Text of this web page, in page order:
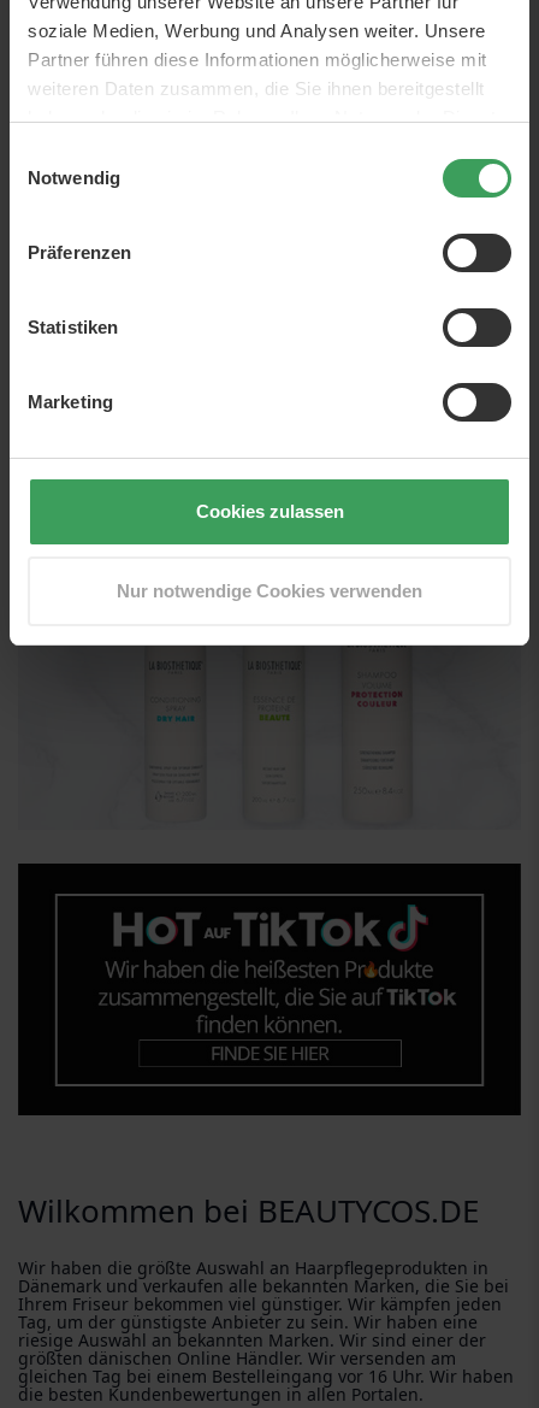
soziale Medien, Werbung und Analysen weiter. Unsere
Partner führen diese Informationen möglicherweise mit
weiteren Daten zusammen, die Sie ihnen bereitgestellt
haben oder die sie im Rahmen Ihrer Nutzung der Dienste
Notwendig
Präferenzen
Statistiken
Marketing
Cookies zulassen
Nur notwendige Cookies verwenden
Wilkommen bei BEAUTYCOS.DE
Wir haben die größte Auswahl an Haarpflegeprodukten in
Dänemark und verkaufen alle bekannten Marken, die Sie bei
Ihrem Friseur bekommen viel günstiger. Wir kämpfen jeden
Tag, um der günstigste Anbieter zu sein. Wir haben eine
riesige Auswahl an bekannten Marken. Wir sind einer der
größten dänischen Online Händler. Wir versenden am
gleichen Tag bei einem Bestelleingang vor 16 Uhr. Wir haben
die besten Kundenbewertungen in allen Portalen.